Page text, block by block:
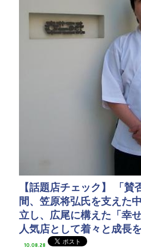
【話題店チェック】 「賛
間、笠原将弘氏を支えた
立し、広尾に構えた「幸
人気店として着々と成長
10.08.28